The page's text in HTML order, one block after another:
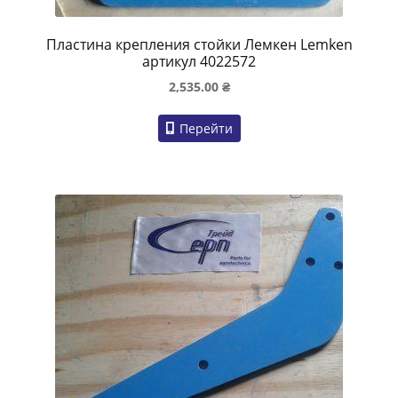
Пластина крепления стойки Лемкен Lemken
артикул 4022572
2,535.00 ₴
Перейти